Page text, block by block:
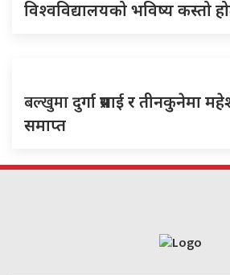
विश्वविद्यालयको भविष्य कस्तो
बल्खुमादुर्गा प्रसाई र तीनकुनेमा
समाप्त